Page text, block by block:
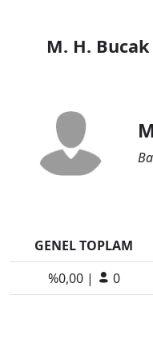
M. H. Bucak
GENEL TOPLAM
%0,00 |
0